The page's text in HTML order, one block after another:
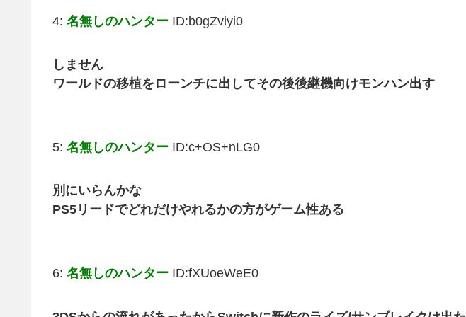
4: 名無しのハンター ID:b0gZviyi0
しません
ワールドの移植をローンチに出してその後後継機向けモンハン出す
5: 名無しのハンター ID:c+OS+nLG0
別にいらんかな
PS5リードでどれだけやれるかの方がゲーム性ある
6: 名無しのハンター ID:fXUoeWeE0